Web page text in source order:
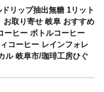
リップ抽出無糖 1リット
お取り寄せ 岐阜 おすすめ
ーヒー ボトルコーヒー
コーヒー レインフォレ
ル 岐阜市/珈琲工房ひぐ